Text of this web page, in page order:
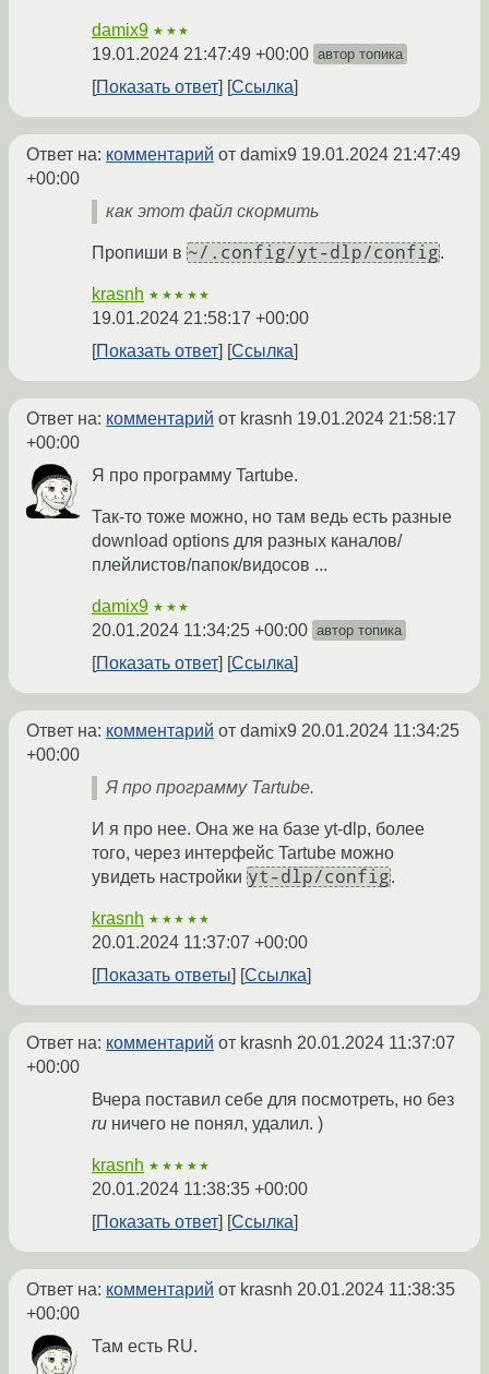
damix9 ★★★
19.01.2024 21:47:49 +00:00 автор топика
Показать ответ Ссылка
Ответ на: комментарий от damix9 19.01.2024 21:47:49
+00:00
как этот файл скормить
Пропиши в ~/.config/yt-dlp/config.
krasnh ★★★★★
19.01.2024 21:58:17 +00:00
Показать ответ
Ссылка
Ответ на: комментарий от krasnh 19.01.2024 21:58:17
+00:00
Я про программу Tartube.
Так-то тоже можно, но там ведь есть разные
download options для разных каналов/
плейлистов/папок/видосов ...
damix9 ★★★
20.01.2024 11:34:25 +00:00 автор топика
Показать ответ Ссылка
Ответ на: комментарий от damix9 20.01.2024 11:34:25
+00:00
Я про программу Tartube.
И я про нее. Она же на базе yt-dlp, более
того, через интерфейс Tartube можно
увидеть настройки yt-dlp/config.
krasnh ★★★★★
20.01.2024 11:37:07 +00:00
Показать ответы
Ссылка
Ответ на: комментарий от krasnh 20.01.2024 11:37:07
+00:00
Вчера поставил себе для посмотреть, но без
ru ничего не понял, удалил. )
krasnh ★★★★★
20.01.2024 11:38:35 +00:00
Показать ответ
Ссылка
Ответ на: комментарий от krasnh 20.01.2024 11:38:35
+00:00
Там есть RU.